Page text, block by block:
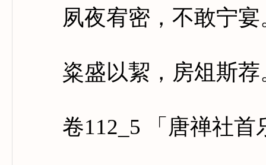
夙夜宥密，不敢宁宴
粢盛以絜，房俎斯荐
卷112_5 「唐禅社首